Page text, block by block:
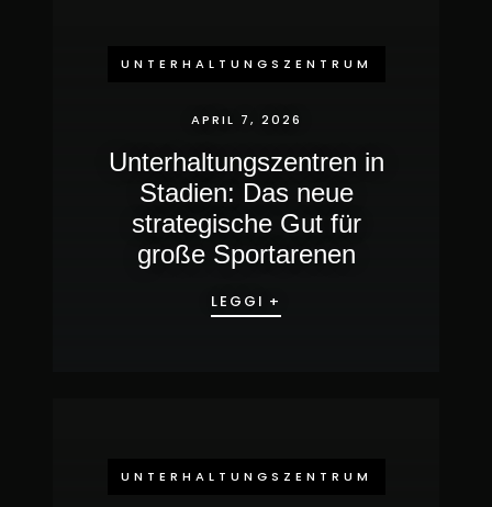
UNTERHALTUNGSZENTRUM
APRIL 7, 2026
Unterhaltungszentren in
Stadien: Das neue
strategische Gut für
große Sportarenen
LEGGI +
UNTERHALTUNGSZENTRUM